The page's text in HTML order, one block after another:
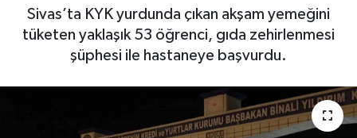
Sivas’ta KYK yurdunda çıkan akşam yemeğini
tüketen yaklaşık 53 öğrenci, gıda zehirlenmesi
şüphesi ile hastaneye başvurdu.
EĞİTİM
Son Dakika Haberleri